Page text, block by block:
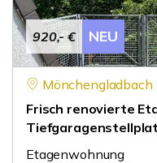
920,- € NEU
Mönchengladbach
Frisch renovierte
Etagenwohnung